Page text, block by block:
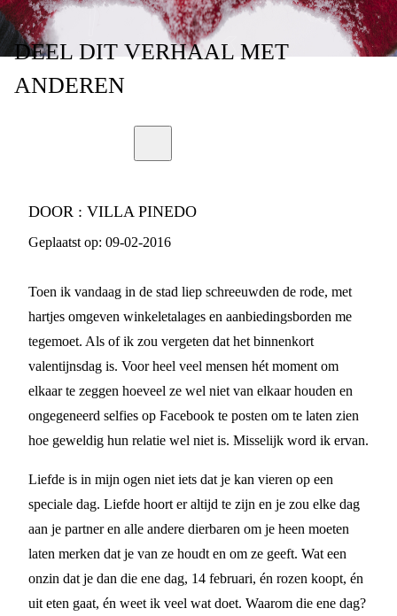
DEELDIT VERHAAL MET
ANDEREN
DOOR : VILLA PINEDO
Geplaatst op: 09-02-2016
Toen ik vandaag in de stad liep schreeuwden de rode, met
hartjes omgeven winkeletalages en aanbiedingsborden me
tegemoet. Als of ik zou vergeten dat het binnenkort
valentijnsdag is. Voor heel veel mensen hét moment om
elkaar te zeggen hoeveel ze wel niet van elkaar houden en
ongegeneerd selfies op Facebook te posten om te laten zien
hoe geweldig hun relatie wel niet is. Misselijk word ik ervan.
Liefde is in mijn ogen niet iets dat je kan vieren op een
speciale dag. Liefde hoort er altijd te zijn en je zou elke dag
aan je partner en alle andere dierbaren om je heen moeten
laten merken dat je van ze houdt en om ze geeft. Wat een
onzin dat je dan die ene dag, 14 februari, én rozen koopt, én
uit eten gaat, én weet ik veel wat doet. Waarom die ene dag?